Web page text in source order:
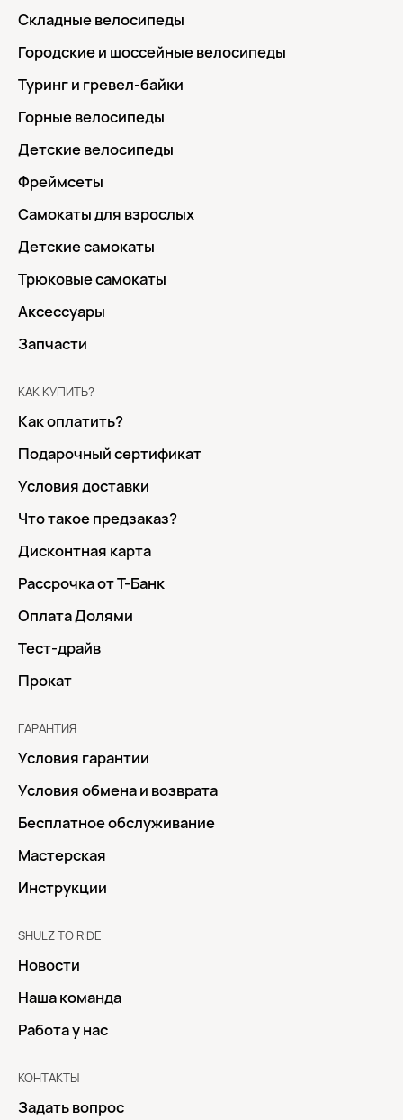
Складные велосипеды
Городские и шоссейные велосипеды
Туринг и гревел-байки
Горные велосипеды
Детские велосипеды
Фреймсеты
Самокаты для взрослых
Детские самокаты
Трюковые самокаты
Аксессуары
Запчасти
КАК КУПИТЬ?
Как оплатить?
Подарочный сертификат
Условия доставки
Что такое предзаказ?
Дисконтная карта
Рассрочка от Т-Банк
Оплата Долями
Тест-драйв
Прокат
ГАРАНТИЯ
Условия гарантии
Условия обмена и возврата
Бесплатное обслуживание
Мастерская
Инструкции
SHULZ TO RIDE
Новости
Наша команда
Работа у нас
КОНТАКТЫ
Задать вопрос